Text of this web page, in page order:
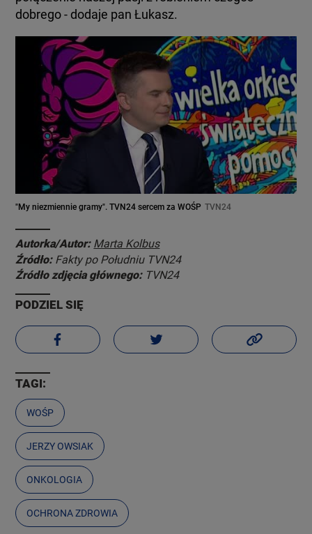
dobrego - dodaje pan Łukasz.
"My niezmiennie gramy". TVN24 sercem za WOŚP TVN24
Autorka/Autor: Marta Kolbus
Źródło: Fakty po Południu TVN24
Źródło zdjęcia głównego: TVN24
PODZIEL SIĘ
TAGI:
WOŚP
JERZY OWSIAK
ONKOLOGIA
OCHRONA ZDROWIA